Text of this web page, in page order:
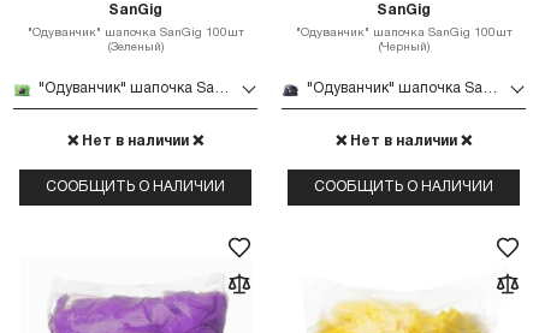
SanGig
"Одуванчик" шапочка SanGig 100шт
(Зеленый)
"Одуванчик" шапочка SanGig 100шт (Зеленый)
❌ Нет в наличии ❌
СООБЩИТЬ О НАЛИЧИИ
SanGig
"Одуванчик" шапочка SanGig 100шт
(Черный)
"Одуванчик" шапочка SanGig 100шт (Черный)
❌ Нет в наличии ❌
СООБЩИТЬ О НАЛИЧИИ